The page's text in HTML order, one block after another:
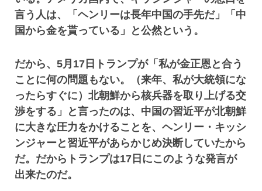
言う人は、「ヘンリーは長年中国の手先だ」「中
国から金を貰っている」と公然という。
だから、5月17日トランプが「私が金正恩と合う
ことに何の問題もない。（来年、私が大統領にな
ったらすぐに）北朝鮮から核兵器を取り上げる交
渉をする」と言ったのは、中国の習近平が北朝鮮
に大きな圧力をかけることを、ヘンリー・キッシ
ンジャーと習近平があらかじめ決断していたから
だ。だからトランプは17日にこのような発言が
出来たのだ。